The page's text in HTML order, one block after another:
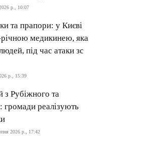
р., 10:07
та прапори: у Києві
медикинею, яка
під час атаки зс
р., 15:39
з Рубіжного та
громади реалізують
2026 р., 17:42